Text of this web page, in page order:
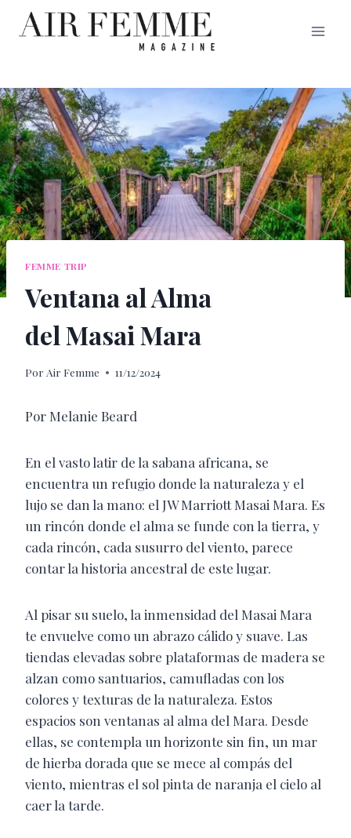
Saltar
FEMME TRIP
Ventana al Alma
del Masai Mara
Por Air Femme 11/12/2024
Por Melanie Beard
En el vasto latir de la sabana africana, se
encuentra un refugio donde la naturaleza y el
lujo se dan la mano: el JW Marriott Masai Mara. Es
un rincón donde el alma se funde con la tierra, y
cada rincón, cada susurro del viento, parece
contar la historia ancestral de este lugar.
Al pisar su suelo, la inmensidad del Masai Mara
te envuelve como un abrazo cálido y suave. Las
tiendas elevadas sobre plataformas de madera se
alzan como santuarios, camufladas con los
colores y texturas de la naturaleza. Estos
espacios son ventanas al alma del Mara. Desde
ellas, se contempla un horizonte sin fin, un mar
de hierba dorada que se mece al compás del
viento, mientras el sol pinta de naranja el cielo al
caer la tarde.